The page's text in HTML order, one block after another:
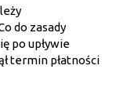
do zasady
po upływie
termin płatności